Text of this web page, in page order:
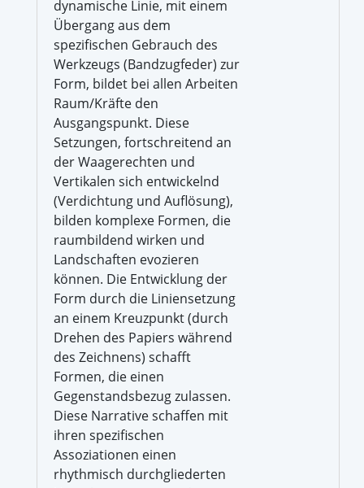
dynamische Linie, mit einem
Übergang aus dem
spezifischen Gebrauch des
Werkzeugs (Bandzugfeder) zur
Form, bildet bei allen Arbeiten
Raum/Kräfte den
Ausgangspunkt. Diese
Setzungen, fortschreitend an
der Waagerechten und
Vertikalen sich entwickelnd
(Verdichtung und Auflösung),
bilden komplexe Formen, die
raumbildend wirken und
Landschaften evozieren
können. Die Entwicklung der
Form durch die Liniensetzung
an einem Kreuzpunkt (durch
Drehen des Papiers während
des Zeichnens) schafft
Formen, die einen
Gegenstandsbezug zulassen.
Diese Narrative schaffen mit
ihren spezifischen
Assoziationen einen
rhythmisch durchgliederten